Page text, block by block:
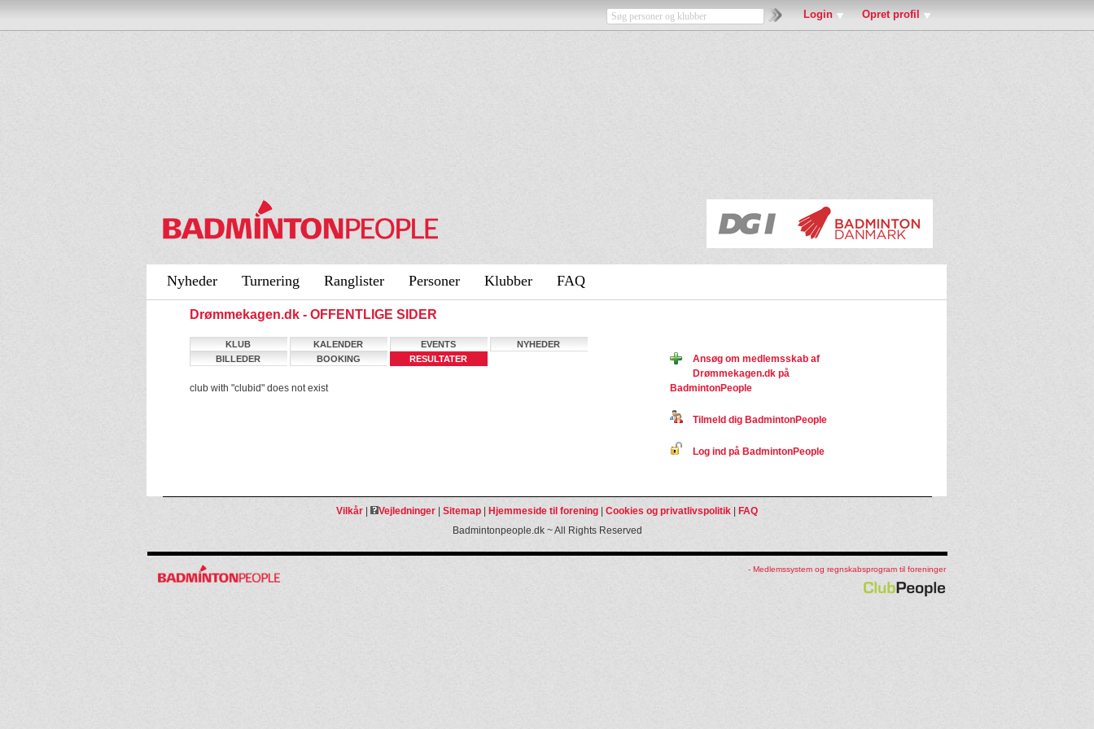
Login Opret profil
Nyheder Turnering Ranglister Personer Klubber FAQ
Drømmekagen.dk - OFFENTLIGE SIDER
KLUB KALENDER EVENTS
NYHEDER
BILLEDER
BOOKING RESULTATER
club with "clubid" does not exist
Ansøg om medlemsskab af
Drømmekagen.dk på
BadmintonPeople
Tilmeld dig BadmintonPeople
Log ind på BadmintonPeople
Vilkår Vejledninger Sitemap Hjemmeside til forening Cookies og privatlivspolitik
FAQ
Badmintonpeople.dk ~ All Rights Reserved
- Medlemssystem og regnskabsprogram til foreninger